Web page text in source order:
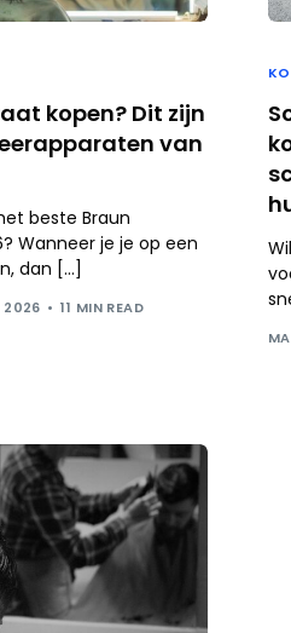
kopen? Dit zijn
van
beste Braun
Wanneer je je op een
dan […]
2026 11 MIN READ